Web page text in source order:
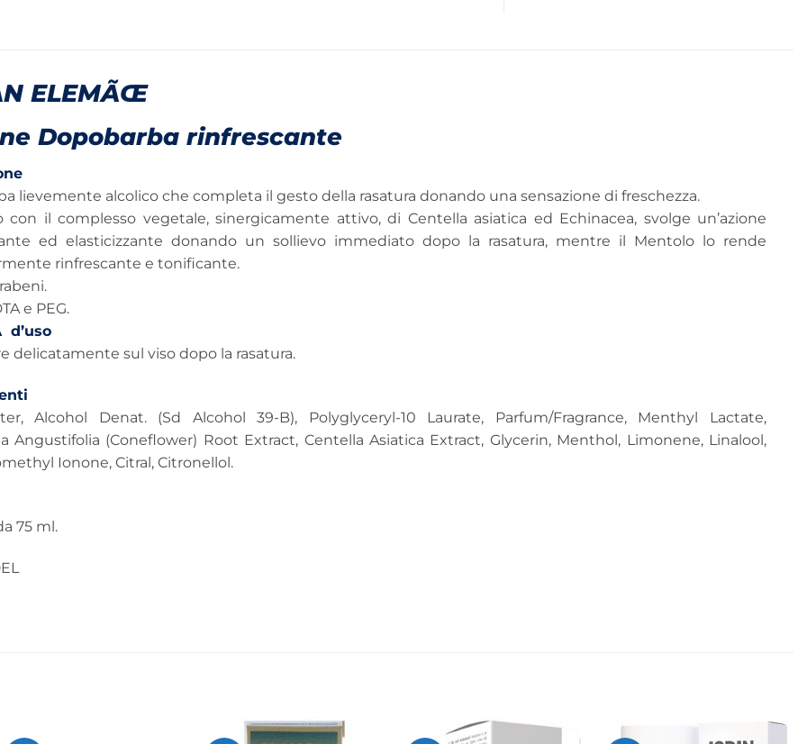
ELEMÃŒ
Dopobarba rinfrescante
lievemente alcolico che completa il gesto della rasatura donando una sensazione di freschezza.
con il complesso vegetale, sinergicamente attivo, di Centella asiatica ed Echinacea, svolge un’azione
ed elasticizzante donando un sollievo immediato dopo la rasatura, mentre il Mentolo lo rende
rinfrescante e tonificante.
e PEG.
d’uso
delicatamente sul viso dopo la rasatura.
Alcohol Denat. (Sd Alcohol 39-B), Polyglyceryl-10 Laurate, Parfum/Fragrance, Menthyl Lactate,
Angustifolia (Coneflower) Root Extract, Centella Asiatica Extract, Glycerin, Menthol, Limonene, Linalool,
Ionone, Citral, Citronellol.
75 ml.